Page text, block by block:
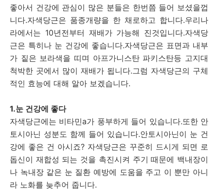
좋아서 건강에 관심이 많은 분들은 한번쯤 들어 보셨을껍
니다.자색당근은 품종개량을 한 채로하고 합니다.우리나
라에서는 10년전부터 재배가 가능해 진것입니다.자색당
근은 특히나 눈 건강에 좋습니다.자색당근은 표면과 내부
가 짙은 보라색을 띠며 아프가니스탄 파키스탄등 고지대
척박한 곳에서 많이 재배가 됩니다.그럼 자색당근의 구체
적인 효능에 대해 알아 보겠습니다.
1.눈 건강에 좋다
자색당근에는 비타민a가 풍부하게 들어 있습니다.또한 안
토시아닌 성분도 함께 들어 있습니다.안토시아닌이 눈 건
강에 좋은 건 아시죠? 자색당근은 꾸준히 드시게 되면 로
돕신이 재합성 되는 것을 촉진시켜 주기 때문에 백내장이
나 녹내장 같은 눈 질환 예방에 도움을 주고 이 뿐만 아니
라 노화를 늦추어 줍니다.